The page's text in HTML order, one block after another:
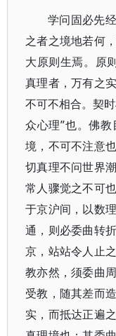
学问固必先
之者之境地若何
大原则生焉。原
真理者，万有之
不可不相合。契
众心理”也。佛
境，不可不注意
切真理不问世界
常人骤觉之不可
于京沪间，以数
通，则必委曲转
京，站站令人止
教亦然，须委曲
受教，随其差而
实，而抵达正遍